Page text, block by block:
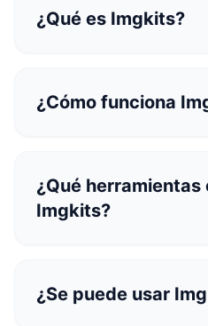
¿Qué es Imgkits?
herramientas en línea
¿Cómo funciona
¿Qué herramientas
Imgkits?
¿Se puede usar